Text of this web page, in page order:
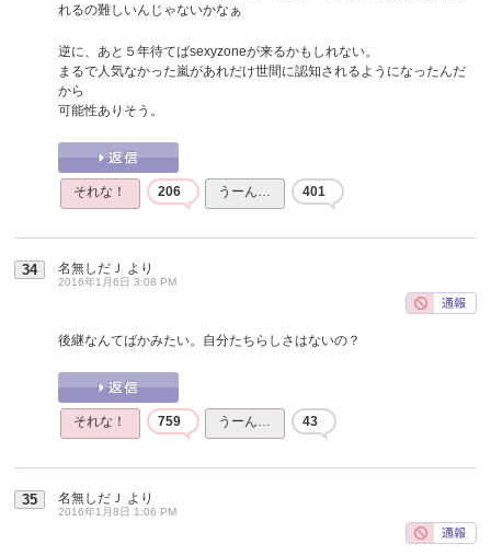
れるの難しいんじゃないかなぁ
逆に、あと５年待てばsexyzoneが来るかもしれない。
まるで人気なかった嵐があれだけ世間に認知されるようになったんだ
から
可能性ありそう。
それな！ 206 うーん… 401
34 名無しだＪ より
2016年1月6日 3:08 PM
後継なんてばかみたい。自分たちらしさはないの？
それな！ 759 うーん… 43
35 名無しだＪ より
2016年1月8日 1:06 PM